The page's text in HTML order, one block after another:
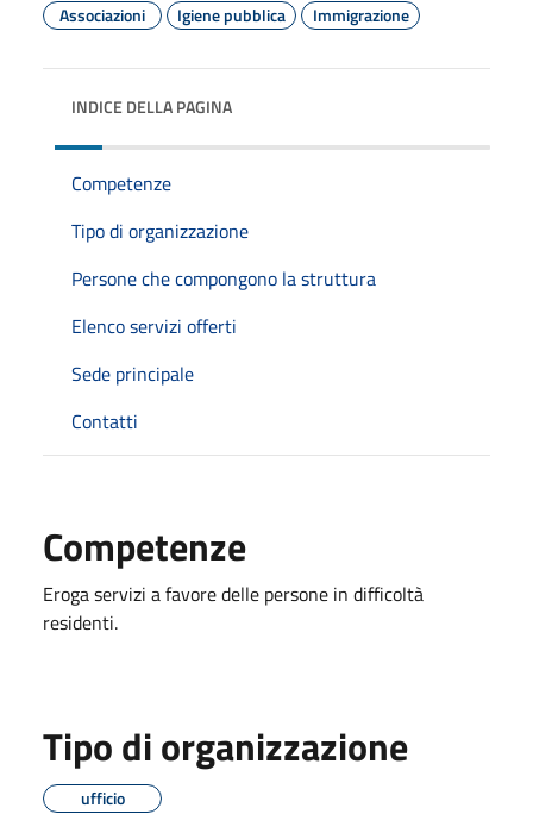
Associazioni
Igiene pubblica Immigrazione
INDICE DELLA PAGINA
Competenze
Tipo di organizzazione
Persone che compongono la struttura
Elenco servizi offerti
Sede principale
Contatti
Competenze
Eroga servizi a favore delle persone in difficoltà
residenti.
Tipo di organizzazione
ufficio